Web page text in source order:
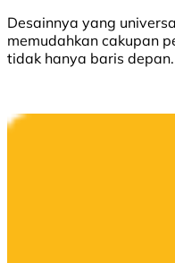
Desainnya yang
memudahkan cakupan
tidak hanya baris depan.